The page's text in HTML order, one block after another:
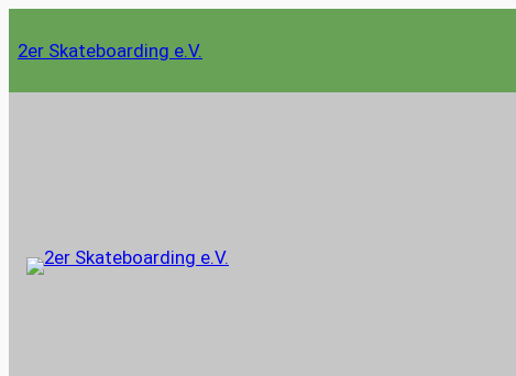
Inhalt
2er Skateboarding e.V.